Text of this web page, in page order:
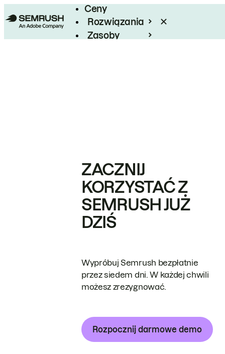
Ceny
Rozwiązania
Zasoby
ZACZNIJ
KORZYSTAĆ Z
SEMRUSH JUŻ
DZIŚ
Wypróbuj Semrush bezpłatnie
przez siedem dni. W każdej chwili
możesz zrezygnować.
Rozpocznij darmowe demo